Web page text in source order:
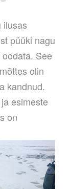
ilusas
püüki nagu
See
olin
kandnud.
esimeste
on